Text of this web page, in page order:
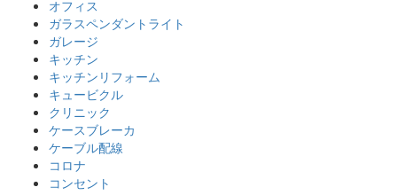
オフィス
ガラスペンダントライト
ガレージ
キッチン
キッチンリフォーム
キュービクル
クリニック
ケースブレーカ
ケーブル配線
コロナ
コンセント